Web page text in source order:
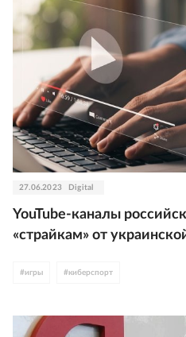
27.06.2023 Digital
YouTube-каналы
«страйкам» от
#игры #киберспорт